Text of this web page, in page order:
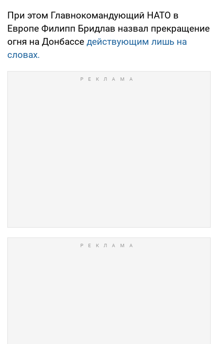
При этом Главнокомандующий НАТО в
Европе Филипп Бридлав назвал прекращение
огня на Донбассе действующим лишь на
словах.